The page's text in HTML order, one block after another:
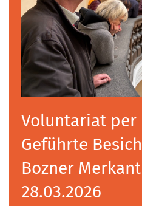
Voluntariat per
Geführte
Bozner
28.03.2026